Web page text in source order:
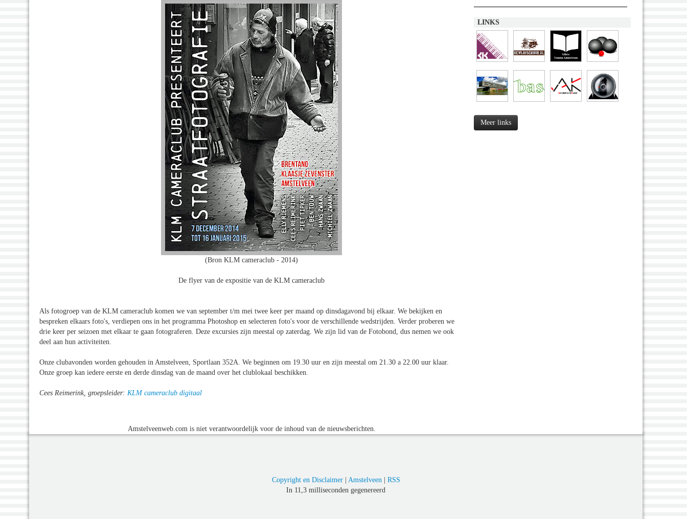
(Bron KLM cameraclub - 2014)
De flyer van de expositie van de KLM cameraclub
Als fotogroep van de KLM cameraclub komen we van september t/m mei twee keer per maand op dinsdagavond bij elkaar. We bekijken en
bespreken elkaars foto's, verdiepen ons in het programma Photoshop en selecteren foto's voor de verschillende wedstrijden. Verder proberen we
drie keer per seizoen met elkaar te gaan fotograferen. Deze excursies zijn meestal op zaterdag. We zijn lid van de Fotobond, dus nemen we ook
deel aan hun activiteiten.
Onze clubavonden worden gehouden in Amstelveen, Sportlaan 352A. We beginnen om 19.30 uur en zijn meestal om 21.30 a 22.00 uur klaar.
Onze groep kan iedere eerste en derde dinsdag van de maand over het clublokaal beschikken.
Cees Reimerink, groepsleider: KLM cameraclub digitaal
Amstelveenweb.com is niet verantwoordelijk voor de inhoud van de nieuwsberichten.
LINKS
Meer links
Copyright en Disclaimer| Amstelveen | RSS
In 11,3 milliseconden gegenereerd